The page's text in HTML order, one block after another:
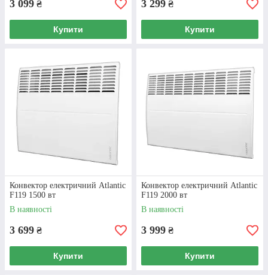
Конвектор Atlantic F19
повітря, закритий нагрівальний елемент,
нагрівання зовнішньої стінки до 45 градусів.
3 099 ₴
Купити
3 299 ₴
Купити
Конвектор електричний Atlantic
F119 1500 вт
В наявності
3 699 ₴
Купити
Конвектор електричний Atlantic
F119 2000 вт
В наявності
3 999 ₴
Купити